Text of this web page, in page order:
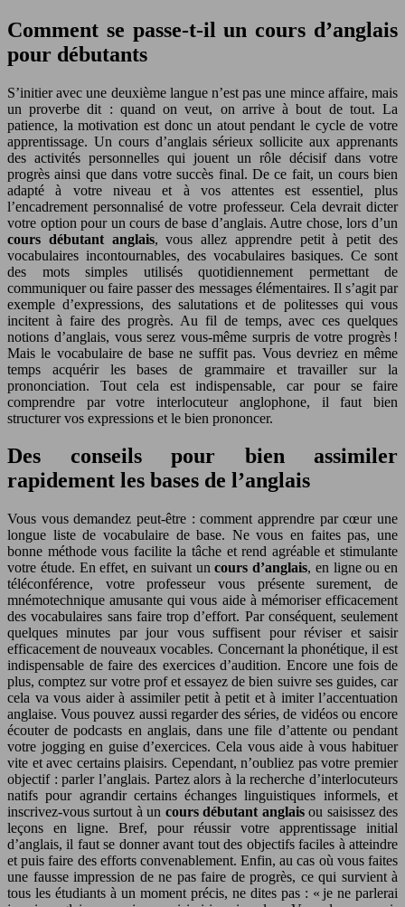
Comment se passe-t-il un cours d’anglais
pour débutants
S’initier avec une deuxième langue n’est pas une mince affaire, mais
un proverbe dit : quand on veut, on arrive à bout de tout. La
patience, la motivation est donc un atout pendant le cycle de votre
apprentissage. Un cours d’anglais sérieux sollicite aux apprenants
des activités personnelles qui jouent un rôle décisif dans votre
progrès ainsi que dans votre succès final. De ce fait, un cours bien
adapté à votre niveau et à vos attentes est essentiel, plus
l’encadrement personnalisé de votre professeur. Cela devrait dicter
votre option pour un cours de base d’anglais. Autre chose, lors d’un
cours débutant anglais, vous allez apprendre petit à petit des
vocabulaires incontournables, des vocabulaires basiques. Ce sont
des mots simples utilisés quotidiennement permettant de
communiquer ou faire passer des messages élémentaires. Il s’agit par
exemple d’expressions, des salutations et de politesses qui vous
incitent à faire des progrès. Au fil de temps, avec ces quelques
notions d’anglais, vous serez vous-même surpris de votre progrès !
Mais le vocabulaire de base ne suffit pas. Vous devriez en même
temps acquérir les bases de grammaire et travailler sur la
prononciation. Tout cela est indispensable, car pour se faire
comprendre par votre interlocuteur anglophone, il faut bien
structurer vos expressions et le bien prononcer.
Des conseils pour bien assimiler
rapidement les bases de l’anglais
Vous vous demandez peut-être : comment apprendre par cœur une
longue liste de vocabulaire de base. Ne vous en faites pas, une
bonne méthode vous facilite la tâche et rend agréable et stimulante
votre étude. En effet, en suivant uncours d’anglais, en ligne ou en
téléconférence, votre professeur vous présente surement, de
mnémotechnique amusante qui vous aide à mémoriser efficacement
des vocabulaires sans faire trop d’effort. Par conséquent, seulement
quelques minutes par jour vous suffisent pour réviser et saisir
efficacement de nouveaux vocables. Concernant la phonétique, il est
indispensable de faire des exercices d’audition. Encore une fois de
plus, comptez sur votre prof et essayez de bien suivre ses guides, car
cela va vous aider à assimiler petit à petit et à imiter l’accentuation
anglaise. Vous pouvez aussi regarder des séries, de vidéos ou encore
écouter de podcasts en anglais, dans une file d’attente ou pendant
votre jogging en guise d’exercices. Cela vous aide à vous habituer
vite et avec certains plaisirs. Cependant, n’oubliez pas votre premier
objectif : parler l’anglais. Partez alors à la recherche d’interlocuteurs
natifs pour agrandir certains échanges linguistiques informels, et
inscrivez-vous surtout à un cours débutant anglaisou saisissez des
leçons en ligne. Bref, pour réussir votre apprentissage initial
d’anglais, il faut se donner avant tout des objectifs faciles à atteindre
et puis faire des efforts convenablement. Enfin, au cas où vous faites
une fausse impression de ne pas faire de progrès, ce qui survient à
tous les étudiants à un moment précis, ne dites pas : « je ne parlerai